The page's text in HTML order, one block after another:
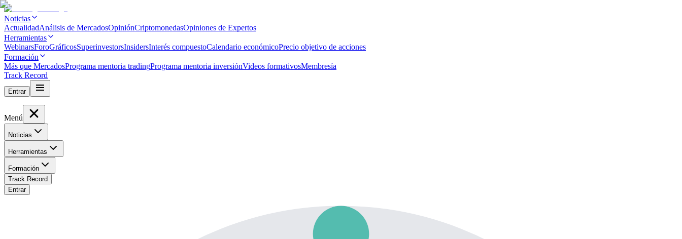
Noticias
ActualidadAnálisis de MercadosOpiniónCriptomonedasOpiniones de Expertos
Herramientas
WebinarsForoGráficosSuperinvestorsInsidersInterés compuestoCalendario económicoPrecio objetivo de acciones
Formación
Más que MercadosPrograma mentoria tradingPrograma mentoria inversiónVideos formativosMembresía
Track Record
Entrar
Menú
Noticias
Herramientas
Formación
Track Record
Entrar